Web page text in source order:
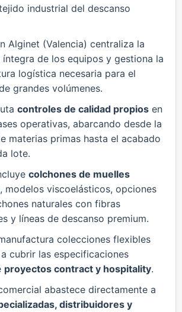
industrial del descanso
Alginet (Valencia) centraliza la
de los equipos y gestiona la
logística necesaria para el
grandes volúmenes.
controles de calidad propios en
operativas, abarcando desde la
materias primas hasta el acabado
lote.
colchones de muelles
, modelos viscoelásticos, opciones
naturales con fibras
y líneas de descanso premium.
colecciones flexibles
cubrir las especificaciones
proyectos contract y hospitality.
abastece directamente a
distribuidores y